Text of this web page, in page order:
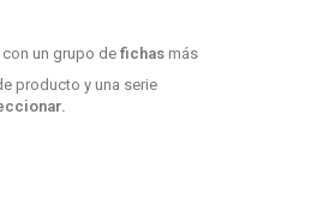
con un grupo de fichas más
producto y una serie